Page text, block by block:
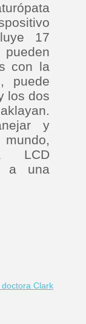
17
con la
puede
los dos
y
LCD
a una
Clark